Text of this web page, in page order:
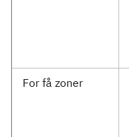
For få zoner